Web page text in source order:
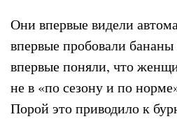
Они впервые видели
впервые пробовали
впервые поняли, что
не в «по сезону и по
Порой это приводило к